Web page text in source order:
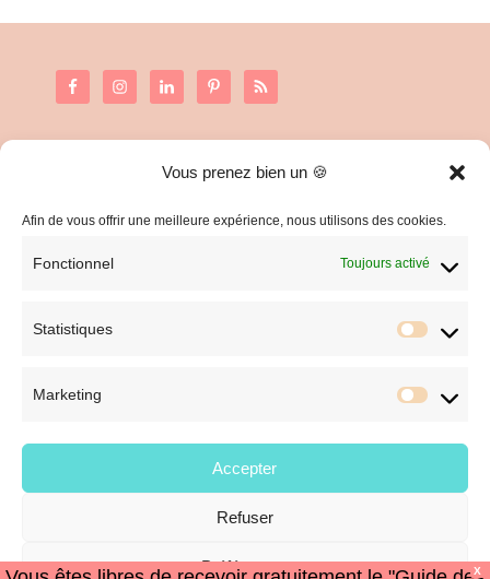
Vous prenez bien un 🍪
Afin de vous offrir une meilleure expérience, nous utilisons des cookies.
Fonctionnel Toujours activé
Statistiques
Marketing
Accepter
Refuser
Préférences
C.G.V. et Mentions Légales
© Style et Image
X